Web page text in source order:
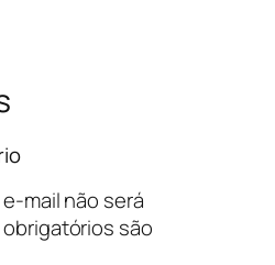
mail não será
são